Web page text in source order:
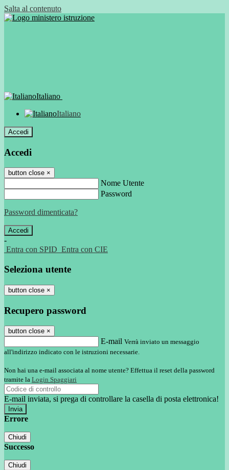
Salta al contenuto
Italiano
Italiano
Accedi
Accedi
button close ×
Nome Utente
Password
Password dimenticata?
-
Entra con SPID Entra con CIE
Seleziona utente
button close ×
Recupero password
button close ×
E-mail Verrà inviato un messaggio
all'indirizzo indicato con le istruzioni necessarie.
Non hai una e-mail associata al nome utente? Effettua il reset della password
tramite la Login Spaggiari
E-mail inviata, si prega di controllare la casella di posta elettronica!
Errore
Chiudi
Successo
Chiudi